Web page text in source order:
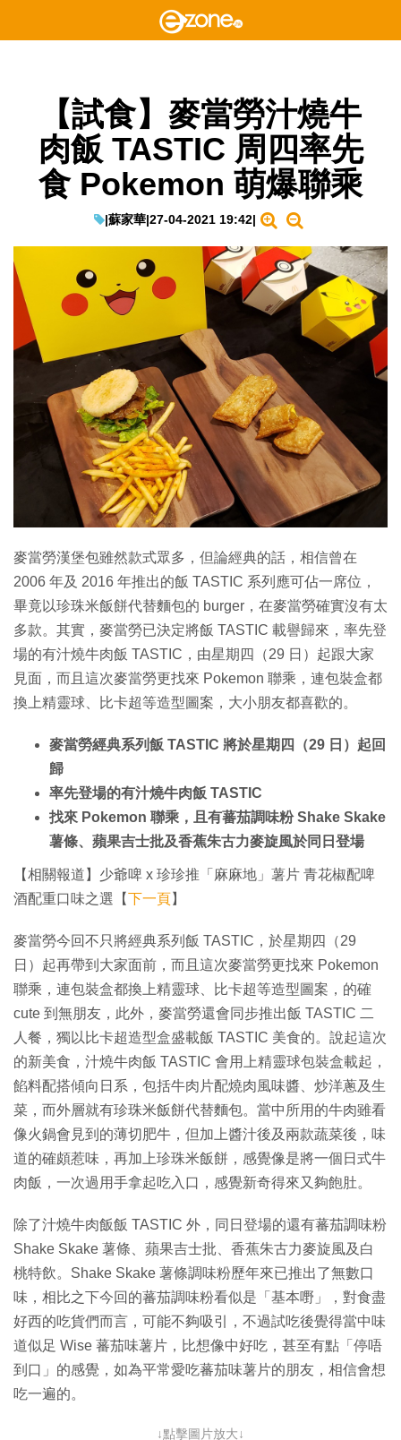
【試食】麥當勞汁燒牛
肉飯 TASTIC 周四率先
食 Pokemon 萌爆聯乘
|蘇家華|27-04-2021 19:42|
麥當勞漢堡包雖然款式眾多，但論經典的話，相信曾在
2006 年及 2016 年推出的飯 TASTIC 系列應可佔一席位，
畢竟以珍珠米飯餅代替麵包的 burger，在麥當勞確實沒有太
多款。其實，麥當勞已決定將飯 TASTIC 載譽歸來，率先登
場的有汁燒牛肉飯 TASTIC，由星期四（29 日）起跟大家
見面，而且這次麥當勞更找來 Pokemon 聯乘，連包裝盒都
換上精靈球、比卡超等造型圖案，大小朋友都喜歡的。
麥當勞經典系列飯 TASTIC 將於星期四（29 日）起回
歸
率先登場的有汁燒牛肉飯 TASTIC
找來 Pokemon 聯乘，且有蕃茄調味粉 Shake Skake
薯條、蘋果吉士批及香蕉朱古力麥旋風於同日登場
【相關報道】少爺啤 x 珍珍推「麻麻地」薯片 青花椒配啤
酒配重口味之選【下一頁】
麥當勞今回不只將經典系列飯 TASTIC，於星期四（29
日）起再帶到大家面前，而且這次麥當勞更找來 Pokemon
聯乘，連包裝盒都換上精靈球、比卡超等造型圖案，的確
cute 到無朋友，此外，麥當勞還會同步推出飯 TASTIC 二
人餐，獨以比卡超造型盒盛載飯 TASTIC 美食的。說起這次
的新美食，汁燒牛肉飯 TASTIC 會用上精靈球包裝盒載起，
餡料配搭傾向日系，包括牛肉片配燒肉風味醬、炒洋蔥及生
菜，而外層就有珍珠米飯餅代替麵包。當中所用的牛肉雖看
像火鍋會見到的薄切肥牛，但加上醬汁後及兩款蔬菜後，味
道的確頗惹味，再加上珍珠米飯餅，感覺像是將一個日式牛
肉飯，一次過用手拿起吃入口，感覺新奇得來又夠飽肚。
除了汁燒牛肉飯飯 TASTIC 外，同日登場的還有蕃茄調味粉
Shake Skake 薯條、蘋果吉士批、香蕉朱古力麥旋風及白
桃特飲。Shake Skake 薯條調味粉歷年來已推出了無數口
味，相比之下今回的蕃茄調味粉看似是「基本嘢」，對食盡
好西的吃貨們而言，可能不夠吸引，不過試吃後覺得當中味
道似足 Wise 蕃茄味薯片，比想像中好吃，甚至有點「停唔
到口」的感覺，如為平常愛吃蕃茄味薯片的朋友，相信會想
吃一遍的。
↓點擊圖片放大↓